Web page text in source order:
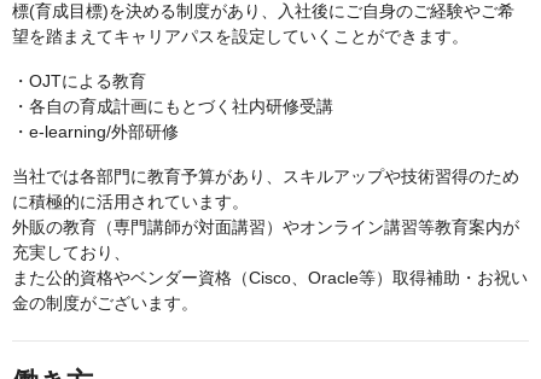
標(育成目標)を決める制度があり、入社後にご自身のご経験やご希
望を踏まえてキャリアパスを設定していくことができます。
・OJTによる教育
・各自の育成計画にもとづく社内研修受講
・e-learning/外部研修
当社では各部門に教育予算があり、スキルアップや技術習得のため
に積極的に活用されています。
外販の教育（専門講師が対面講習）やオンライン講習等教育案内が
充実しており、
また公的資格やベンダー資格（Cisco、Oracle等）取得補助・お祝い
金の制度がございます。